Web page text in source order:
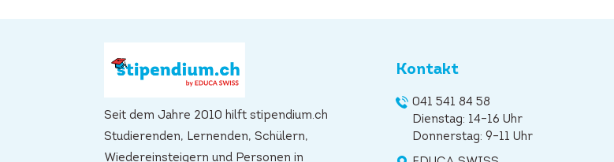
Seit dem Jahre 2010 hilft stipendium.ch
Studierenden, Lernenden, Schülern,
Wiedereinsteigern und Personen in
Kontakt
041 541 84 58
Dienstag: 14–16 Uhr
Donnerstag: 9–11 Uhr